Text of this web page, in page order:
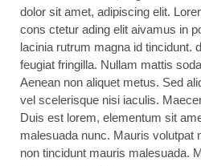
dolor sit amet, adipiscing elit.
cons ctetur ading elit aivamus in
lacinia rutrum magna id tincidunt.
feugiat fringilla. Nullam mattis
Aenean non aliquet metus. Sed
vel scelerisque nisi iaculis.
Duis est lorem, elementum sit
malesuada nunc. Mauris volutpat
non tincidunt mauris malesuada.